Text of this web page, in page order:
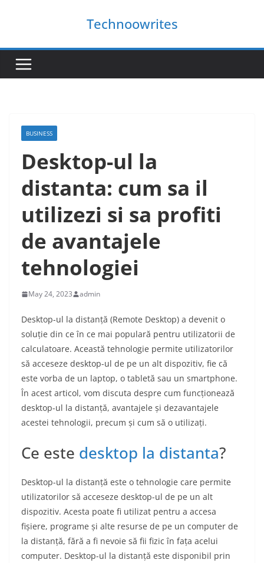
Technoowrites
BUSINESS
Desktop-ul la
distanta: cum sa il
utilizezi si sa profiti
de avantajele
tehnologiei
May 24, 2023 admin
Desktop-ul la distanță (Remote Desktop) a devenit o
soluție din ce în ce mai populară pentru utilizatorii de
calculatoare. Această tehnologie permite utilizatorilor
să acceseze desktop-ul de pe un alt dispozitiv, fie că
este vorba de un laptop, o tabletă sau un smartphone.
În acest articol, vom discuta despre cum funcționează
desktop-ul la distanță, avantajele și dezavantajele
acestei tehnologii, precum și cum să o utilizați.
Ce este desktop la distanta?
Desktop-ul la distanță este o tehnologie care permite
utilizatorilor să acceseze desktop-ul de pe un alt
dispozitiv. Acesta poate fi utilizat pentru a accesa
fișiere, programe și alte resurse de pe un computer de
la distanță, fără a fi nevoie să fii fizic în fața acelui
computer. Desktop-ul la distanță este disponibil prin